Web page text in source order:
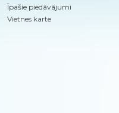
Īpašie piedāvājumi
Vietnes karte